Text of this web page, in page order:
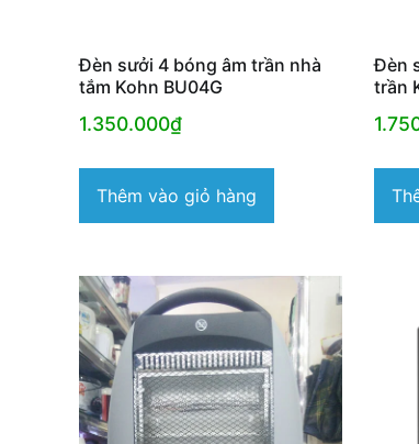
Đèn sưởi 4 bóng âm trần nhà
tắm Kohn BU04G
1.350.000₫
Thêm vào giỏ hàng
Đèn
trần